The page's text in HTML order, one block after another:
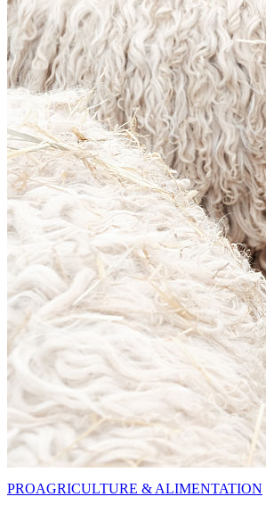
PROAGRICULTURE & ALIMENTATION